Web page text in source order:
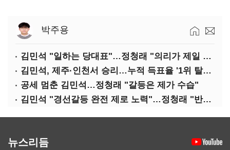
박주용
김민석 "일하는 당대표"…정청래 "의리가 제일 중요"
김민석, 제주·인천서 승리…누적 득표율 '1위 탈환'(종합)
공세 멈춘 김민석…정청래 "갈등은 제가 수습"
김민석 "경선갈등 완전 제로 노력"…정청래 "반명 공세 사과부터"
뉴스리듬